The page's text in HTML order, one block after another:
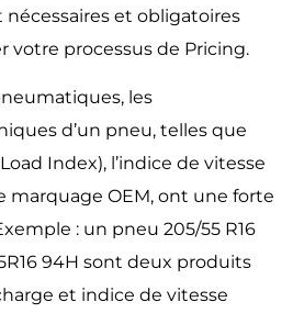
et obligatoires
votre processus de Pricing.
les
d’un pneu, telles que
Index), l’indice de vitesse
marquage OEM, ont une forte
: un pneu 205/55 R16
94H sont deux produits
et indice de vitesse